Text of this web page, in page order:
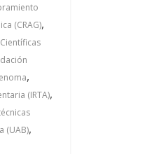
(CRAG),
,
(IRTA),
(UAB),